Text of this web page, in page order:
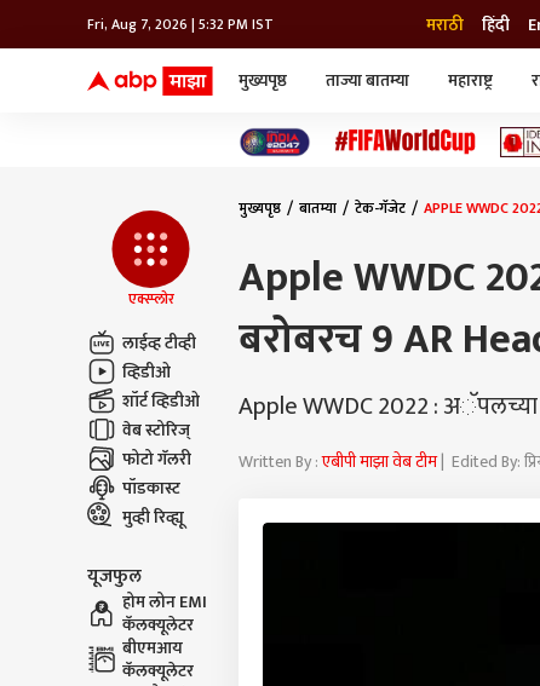
Fri, Aug 7, 2026 | 5:32 PM IST मराठी हिंदी
मुख्यपृष्ठ ताज्या बातम्या महाराष्ट्र
कोल्हापूर
नवी मुंबई
अमरावती
अकोला
एक्स्प्लोर
लाईव्ह टीव्ही
व्हिडीओ
शॉर्ट व्हिडीओ
वेब स्टोरिज्
फोटो गॅलरी
पॉडकास्ट
मुव्ही रिव्ह्यू
यूजफुल
होम लोन EMI
कॅलक्यूलेटर
बीएमआय
कॅलक्यूलेटर
मुख्यपृष्ठ बातम्या टेक-गॅजेट APPLE WWDC
Apple WWDC
बरोबरच 9 AR
Apple WWDC 2022 : अॅपलच्या
Written By :एबीपी माझा वेब टीम| Edited By: